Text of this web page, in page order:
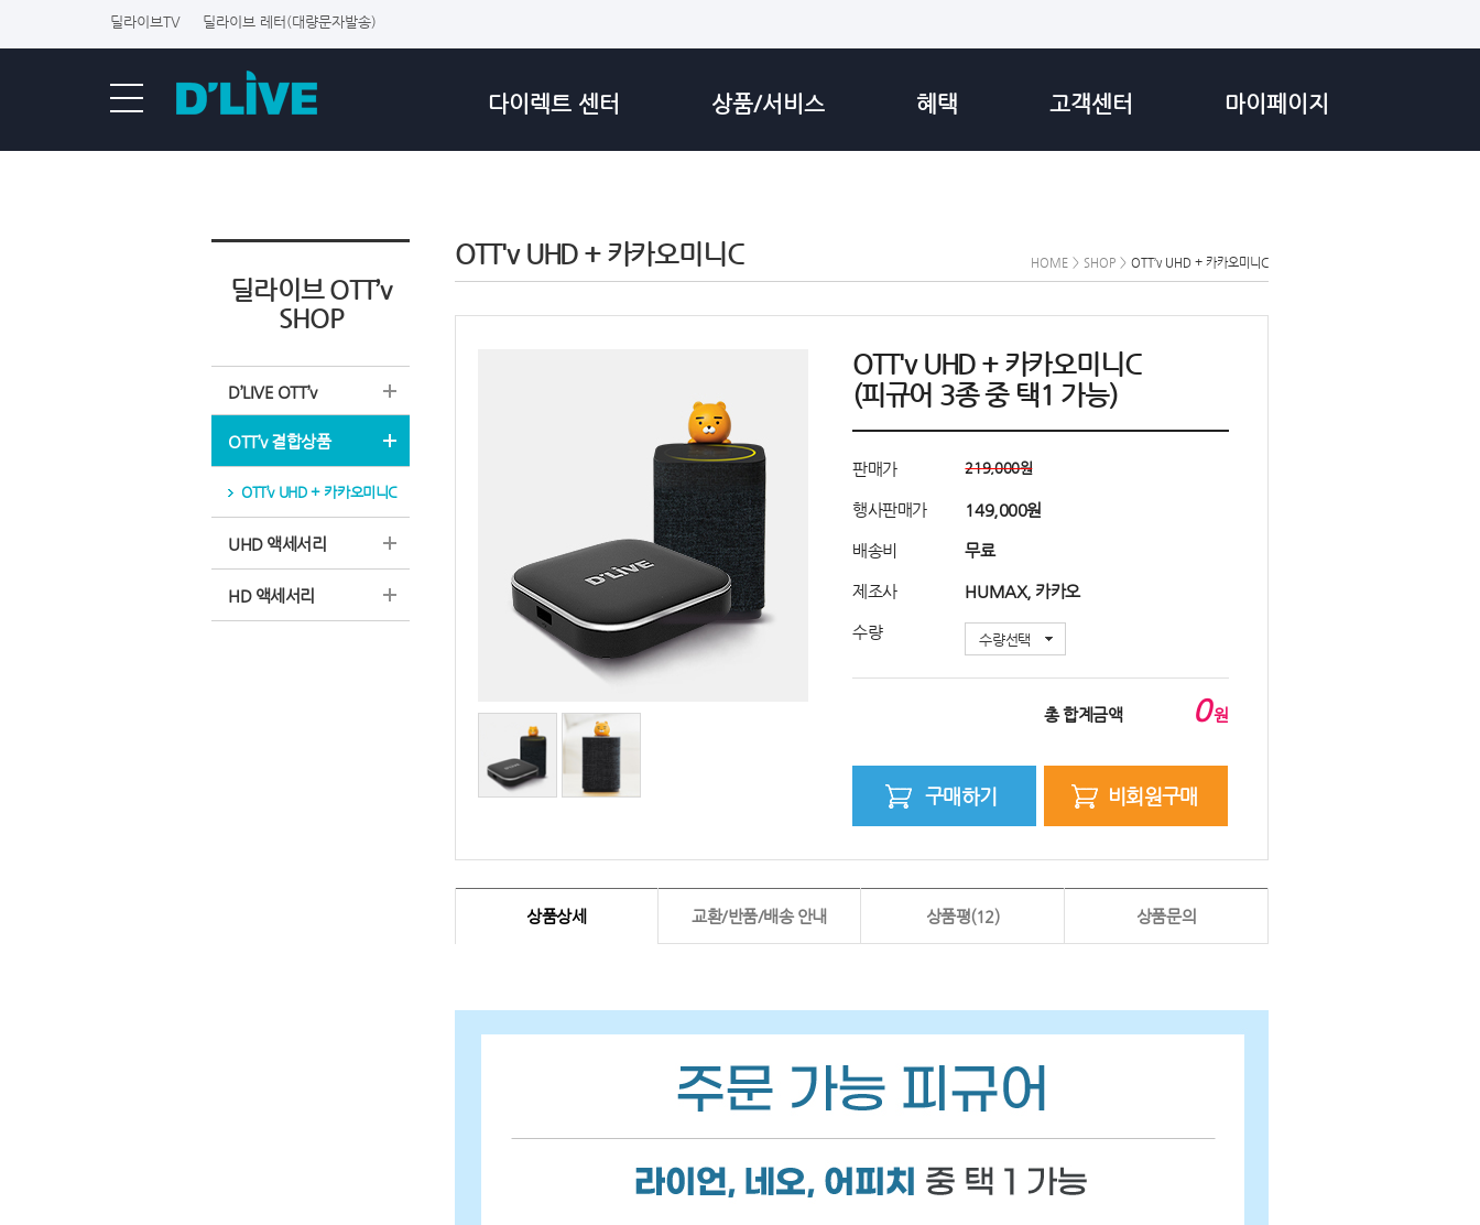
딜라이브TV 딜라이브 레터(대량문자발송)
다이렉트 센터 상품/서비스 혜택 고객센터 마이페이지
딜라이브 OTT’v
SHOP
D’LIVE OTT’v
OTT’v 결합상품
OTT’v UHD + 카카오미니C
UHD 액세서리
HD 액세서리
OTT'v UHD + 카카오미니C HOME > SHOP > OTT’v UHD + 카카오미니C
OTT'v UHD + 카카오미니C
(피규어 3종 중 택1 가능)
판매가 219,000원
행사판매가 149,000원
배송비 무료
제조사 HUMAX, 카카오
수량 수량선택
총 합계금액 0원
구매하기 비회원구매
상품상세 교환/반품/배송 안내 상품평(12) 상품문의